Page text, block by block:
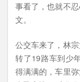
事看了，也就不
文。
公交车来了，林
转了19路车到少
得满满的，车里